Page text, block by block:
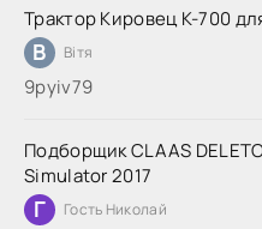
Трактор Кировец К-700
В Вітя
9руіv79
Подборщик CLAAS
Simulator 2017
Г Гость Николай